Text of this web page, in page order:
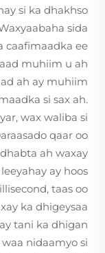
si ka dhakhso
sida
caafimaadka ee
muhiim u ah
ah ay muhiim
si sax ah.
wax waliba si
qaar oo
ah waxay
ay hoos
taas oo
ka dhigeysaa
tani ka dhigan
nidaamyo si